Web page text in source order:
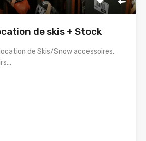
de skis + Stock
de Skis/Snow accessoires,